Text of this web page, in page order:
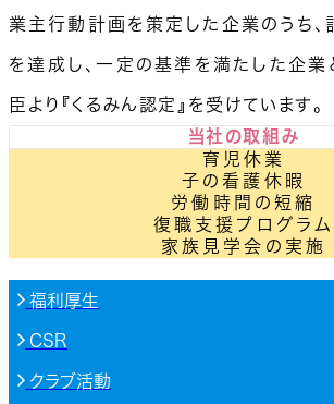
業主行動計画を策定した企業のうち、
を達成し、一定の基準を満たした企業
臣より『くるみん認定』を受けています。
当社の取組み
育児休業
子の看護休暇
労働時間の短縮
復職支援プログラム
家族見学会の実施
福利厚生
CSR
クラブ活動